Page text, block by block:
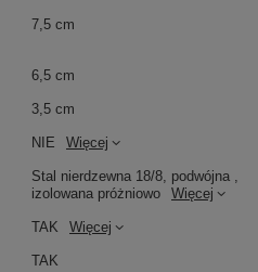
7,5 cm
6,5 cm
3,5 cm
NIE Więcej
Stal nierdzewna 18/8, podwójna ,
izolowana próżniowo
Więcej
TAK Więcej
TAK